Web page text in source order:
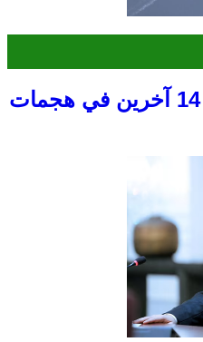
مقتل شخصين وإصابة 14 آخرين في هجمات